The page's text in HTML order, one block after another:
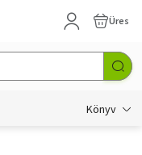
Üres
Könyv